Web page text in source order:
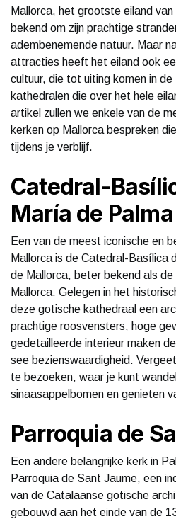
Mallorca, het grootste eiland
bekend om zijn prachtige
adembenemende natuur. Maar
attracties heeft het eiland ook
cultuur, die tot uiting komen in
kathedralen die over het hele
artikel zullen we enkele van de
kerken op Mallorca bespreken
tijdens je verblijf.
Catedral-
María de
Een van de meest iconische en
Mallorca is de Catedral-Basílica
de Mallorca, beter bekend als
Mallorca. Gelegen in het
deze gotische kathedraal een
prachtige roosvensters, hoge
gedetailleerde interieur maken
see bezienswaardigheid.
te bezoeken, waar je kunt
sinaasappelbomen en genieten
Parroquia de
Een andere belangrijke kerk in
Parroquia de Sant Jaume, een
van de Catalaanse gotische
gebouwd aan het einde van de